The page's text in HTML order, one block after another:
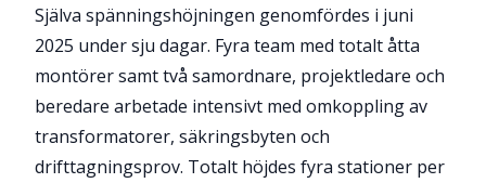
Själva spänningshöjningen genomfördes i juni
2025 under sju dagar. Fyra team med totalt åtta
montörer samt två samordnare, projektledare och
beredare arbetade intensivt med omkoppling av
transformatorer, säkringsbyten och
drifttagningsprov. Totalt höjdes fyra stationer per